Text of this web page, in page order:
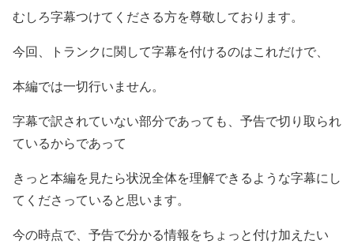
むしろ字幕つけてくださる方を尊敬しております。
今回、トランクに関して字幕を付けるのはこれだけで、
本編では一切行いません。
字幕で訳されていない部分であっても、予告で切り取られ
ているからであって
きっと本編を見たら状況全体を理解できるような字幕にし
てくださっていると思います。
今の時点で、予告で分かる情報をちょっと付け加えたい